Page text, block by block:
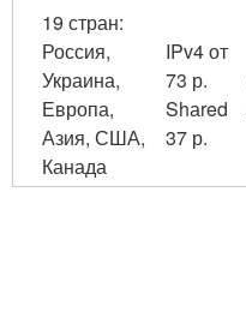
19 стран:
Россия,
Украина,
Европа,
Азия, США,
Канада
IPv4 от
73 р.
Shаred
37 р.